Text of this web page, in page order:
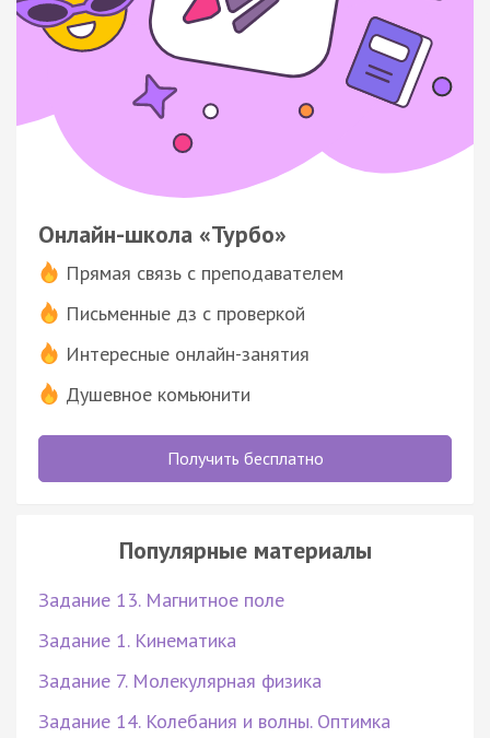
Онлайн-школа «Турбо»
Прямая связь с преподавателем
Письменные дз с проверкой
Интересные онлайн-занятия
Душевное комьюнити
Получить бесплатно
Популярные материалы
Задание 13. Магнитное поле
Задание 1. Кинематика
Задание 7. Молекулярная физика
Задание 14. Колебания и волны. Оптимка